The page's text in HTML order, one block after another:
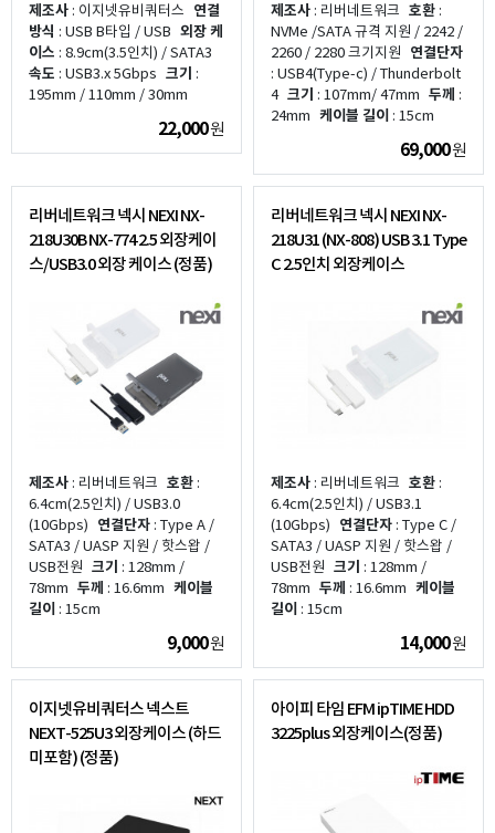
제조사 : 이지넷유비쿼터스 연결
방식 : USB B타입 / USB 외장 케
이스 : 8.9cm(3.5인치) / SATA3
속도 : USB3.x 5Gbps 크기 :
195mm / 110mm / 30mm
22,000원
제조사 : 리버네트워크 호환 :
NVMe /SATA 규격 지원 / 2242 /
2260 / 2280 크기지원 연결단자
: USB4(Type-c) / Thunderbolt
4 크기 : 107mm/ 47mm 두께 :
24mm 케이블 길이 : 15cm
69,000원
리버네트워크 넥시 NEXI NX-
218U30B NX-774 2.5 외장케이
스/USB3.0 외장 케이스 (정품)
제조사 : 리버네트워크 호환 :
6.4cm(2.5인치) / USB3.0
(10Gbps) 연결단자 : Type A /
SATA3 / UASP 지원 / 핫스왑 /
USB전원 크기 : 128mm /
78mm 두께 : 16.6mm 케이블
길이 : 15cm
9,000원
리버네트워크 넥시 NEXI NX-
218U31 (NX-808) USB 3.1 Type
C 2.5인치 외장케이스
제조사 : 리버네트워크 호환 :
6.4cm(2.5인치) / USB3.1
(10Gbps) 연결단자 : Type C /
SATA3 / UASP 지원 / 핫스왑 /
USB전원 크기 : 128mm /
78mm 두께 : 16.6mm 케이블
길이 : 15cm
14,000원
이지넷유비쿼터스 넥스트
NEXT-525U3 외장케이스 (하드
미포함) (정품)
아이피 타임 EFM ipTIME HDD
3225plus 외장케이스(정품)